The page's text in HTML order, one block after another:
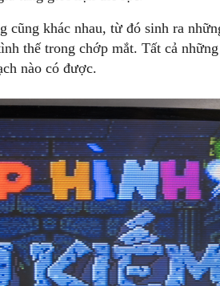
cũng khác nhau, từ đó sinh ra
thế trong chớp mắt. Tất cả
nào có được.